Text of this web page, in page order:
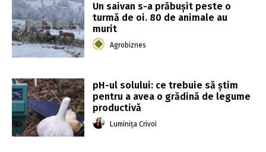
Un saivan s-a prăbușit peste o
turmă de oi. 80 de animale au
murit
Agrobiznes
pH-ul solului: ce trebuie să știm
pentru a avea o grădină de legume
productivă
Luminița Crivoi